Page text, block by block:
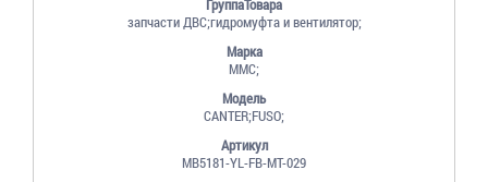
ГруппаТовара
запчасти ДВС;гидромуфта и вентилятор;
Марка
MMC;
Модель
CANTER;FUSO;
Артикул
MB5181-YL-FB-MT-029